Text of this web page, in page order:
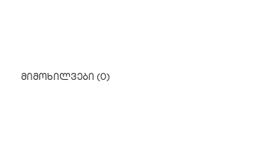
მიმოხილვები (0)